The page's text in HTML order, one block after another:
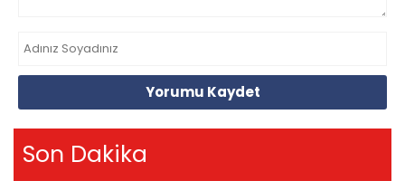
Yorumu Kaydet
Son Dakika